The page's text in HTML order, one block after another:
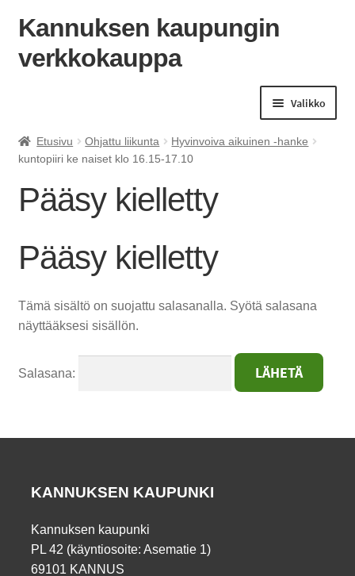
Siirry
Siirry
Kannuksen kaupungin
verkkokauppa
Valikko
Etusivu Ohjattu liikunta
Hyvinvoiva aikuinen -hanke
kuntopiiri ke naiset klo 16.15-17.10
Pääsy kielletty
Pääsy kielletty
Tämä sisältö on suojattu salasanalla. Syötä salasana
näyttääksesi sisällön.
Salasana:
KANNUKSEN KAUPUNKI
Kannuksen kaupunki
PL 42 (käyntiosoite: Asematie 1)
69101 KANNUS